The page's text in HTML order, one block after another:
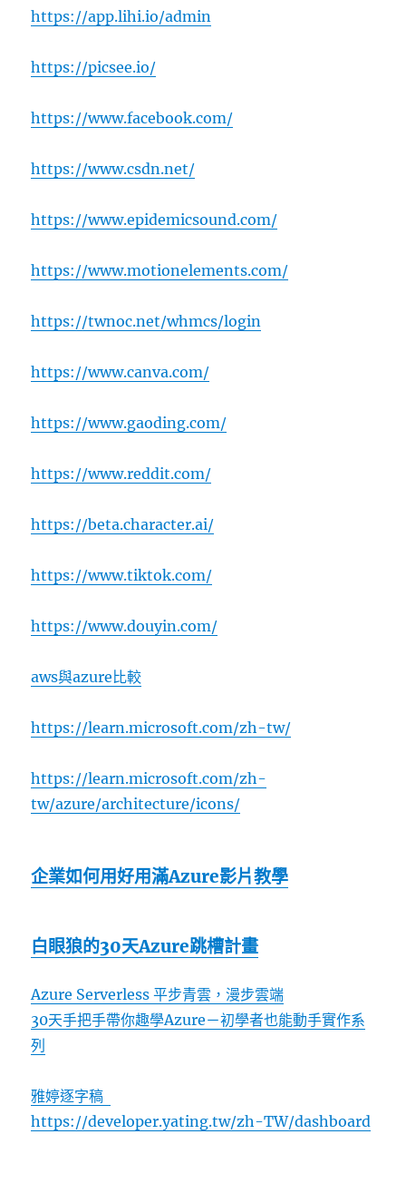
https://app.lihi.io/admin
https://picsee.io/
https://www.facebook.com/
https://www.csdn.net/
https://www.epidemicsound.com/
https://www.motionelements.com/
https://twnoc.net/whmcs/login
https://www.canva.com/
https://www.gaoding.com/
https://www.reddit.com/
https://beta.character.ai/
https://www.tiktok.com/
https://www.douyin.com/
aws與azure比較
https://learn.microsoft.com/zh-tw/
https://learn.microsoft.com/zh-
tw/azure/architecture/icons/
企業如何用好用滿Azure影片教學
白眼狼的30天Azure跳槽計畫
Azure Serverless 平步青雲，漫步雲端
30天手把手帶你趣學Azure－初學者也能動手實作系
列
雅婷逐字稿
https://developer.yating.tw/zh-TW/dashboard